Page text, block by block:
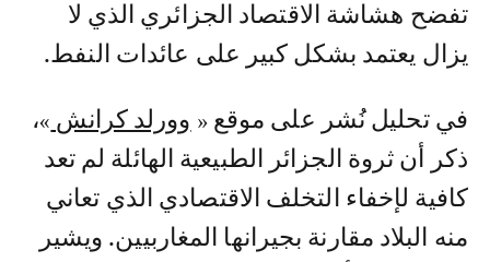
تفضح هشاشة الاقتصاد الجزائري الذي لا
يزال يعتمد بشكل كبير على عائدات النفط.
في تحليل نُشر على موقع « وورلد كرانش »،
ذكر أن ثروة الجزائر الطبيعية الهائلة لم تعد
كافية لإخفاء التخلف الاقتصادي الذي تعاني
منه البلاد مقارنة بجيرانها المغاربيين. ويشير